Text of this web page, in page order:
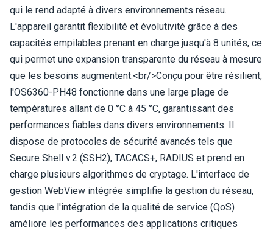
qui le rend adapté à divers environnements réseau.
L'appareil garantit flexibilité et évolutivité grâce à des
capacités empilables prenant en charge jusqu'à 8 unités, ce
qui permet une expansion transparente du réseau à mesure
que les besoins augmentent.<br/>Conçu pour être résilient,
l'OS6360-PH48 fonctionne dans une large plage de
températures allant de 0 °C à 45 °C, garantissant des
performances fiables dans divers environnements. Il
dispose de protocoles de sécurité avancés tels que
Secure Shell v.2 (SSH2), TACACS+, RADIUS et prend en
charge plusieurs algorithmes de cryptage. L'interface de
gestion WebView intégrée simplifie la gestion du réseau,
tandis que l'intégration de la qualité de service (QoS)
améliore les performances des applications critiques